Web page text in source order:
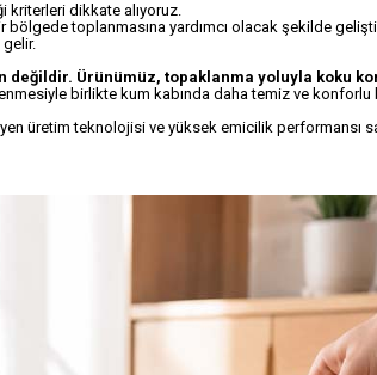
kriterleri dikkate alıyoruz.
bölgede toplanmasına yardımcı olacak şekilde
değildir. Ürünümüz, topaklanma yoluyla koku
birlikte kum kabında daha temiz ve konforlu
üretim teknolojisi ve yüksek emicilik performansı